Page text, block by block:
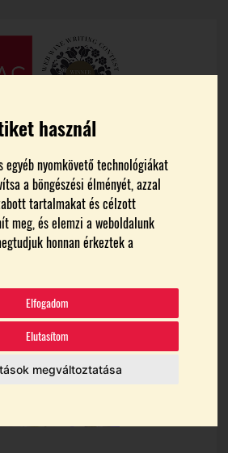
használ
egyéb nyomkövető technológiákat
a böngészési élményét, azzal
tartalmakat és célzott
meg, és elemzi a weboldalunk
honnan érkeztek a
Elfogadom
Elutasítom
megváltoztatása
PINCE